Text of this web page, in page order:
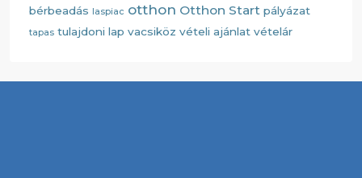
bérbeadás
laspiac otthon Otthon Start pályázat
tapas tulajdoni lap vacsiköz vételi ajánlat vételár